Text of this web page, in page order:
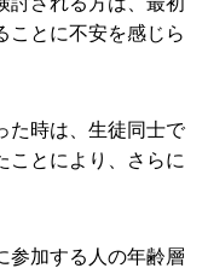
ことに不安を感じら
た時は、生徒同士で
ことにより、さらに
参加する人の年齢層